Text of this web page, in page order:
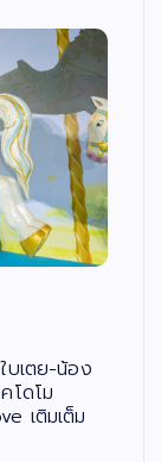
บเตย-น้อง
โดโม
เติมเต็ม